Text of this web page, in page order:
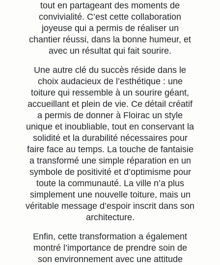
tout en partageant des moments de
convivialité. C’est cette collaboration
joyeuse qui a permis de réaliser un
chantier réussi, dans la bonne humeur, et
avec un résultat qui fait sourire.
Une autre clé du succès réside dans le
choix audacieux de l’esthétique : une
toiture qui ressemble à un sourire géant,
accueillant et plein de vie. Ce détail créatif
a permis de donner à Floirac un style
unique et inoubliable, tout en conservant la
solidité et la durabilité nécessaires pour
faire face au temps. La touche de fantaisie
a transformé une simple réparation en un
symbole de positivité et d’optimisme pour
toute la communauté. La ville n’a plus
simplement une nouvelle toiture, mais un
véritable message d’espoir inscrit dans son
architecture.
Enfin, cette transformation a également
montré l’importance de prendre soin de
son environnement avec une attitude